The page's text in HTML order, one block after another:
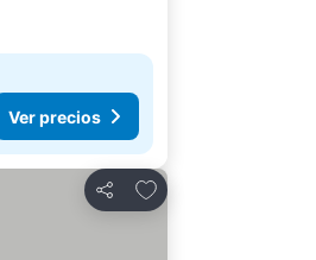
Ver precios
Compartir
Agregar a favoritos